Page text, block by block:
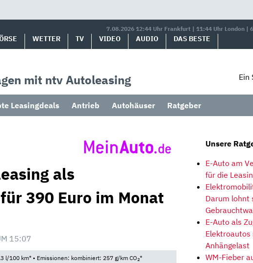
7.08.2026 12:44 Uhr Frankfurt | 11:44 Uhr London |
WETTER TV VIDEO AUDIO DAS BESTE
mit ntv Autoleasing Ein
Leasingdeals Antrieb Autohäuser Ratgeber
als
390 Euro im Monat
15:07
l/100 km* • Emissionen: kombiniert: 257 g/km CO2*
Unsere
E-Auto am
für die
Darum lohnt
E-Auto als
Elektroautos
Anhängelast
WM-Fieber